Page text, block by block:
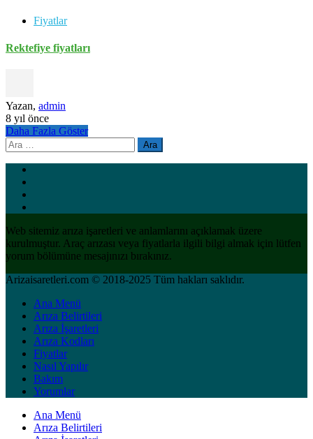
Fiyatlar
Rektefiye fiyatları
Yazan, admin
8 yıl önce
Daha Fazla Göster
Arama:
Web sitemiz arıza işaretleri ve anlamlarını açıklamak üzere
kurulmuştur. Araç arızası veya fiyatlarla ilgili bilgi almak için lütfen
yorum bölümüne mesajınızı bırakınız.
Arizaisaretleri.com © 2018-2025 Tüm hakları saklıdır.
Ana Menü
Arıza Belirtileri
Arıza İşaretleri
Arıza Kodları
Fiyatlar
Nasıl Yapılır
Bakım
Yorumlar
Ana Menü
Arıza Belirtileri